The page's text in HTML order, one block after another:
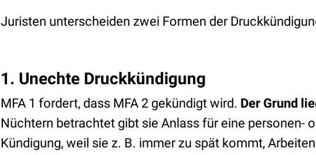
Juristen unterscheiden zwei Formen der
1. Unechte Druckkündigung
MFA 1 fordert, dass MFA 2 gekündigt wird. Der Grund
Nüchtern betrachtet gibt sie Anlass für eine personen-
Kündigung, weil sie z. B. immer zu spät kommt,